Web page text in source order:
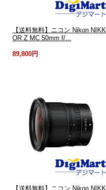
【送料無料】ニコン Nikon NIKK
OR Z MC 50mm f/...
89,800円
【送料無料】ニコン Nikon NIKK